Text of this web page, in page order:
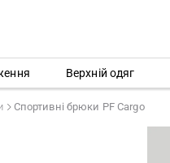
Верхній одяг
Спортивні брюки PF Cargo